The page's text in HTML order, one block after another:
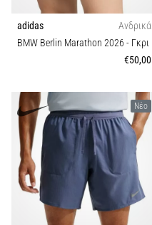
29 λεπτά ανάγνωσης
Γόνατο
Αίτια,
Αντιμετώπιση
και
Πρόληψη
Το
γόνατο
δρομέα
adidas
Ανδρικά
BMW Berlin Marathon 2026 - Γκρι
€50,00
Νέο